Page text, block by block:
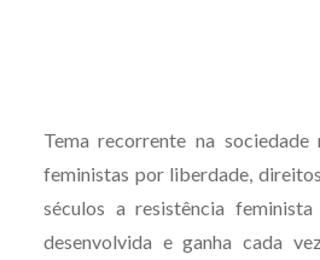
Tema recorrente na sociedade
feministas por liberdade,
séculos a resistência
desenvolvida e ganha cada